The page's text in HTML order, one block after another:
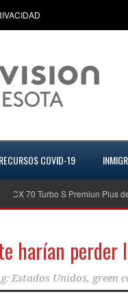
RECURSOS COVID-19
Turbo S Premiun Plus del
harían perder
Estados Unidos, green